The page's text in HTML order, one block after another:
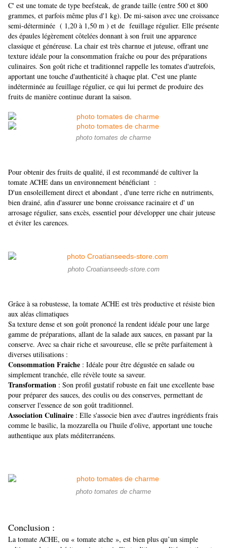
C' est une tomate de type beefsteak, de grande taille (entre 500 et 800
grammes, et parfois même plus d'1 kg). De mi-saison avec une croissance
semi-déterminée ( 1,20 à 1,50 m ) et de feuillage régulier. Elle présente
des épaules légèrement côtelées donnant à son fruit une apparence
classique et généreuse. La chair est très charnue et juteuse, offrant une
texture idéale pour la consommation fraîche ou pour des préparations
culinaires. Son goût riche et traditionnel rappelle les tomates d'autrefois,
apportant une touche d'authenticité à chaque plat. C'est une plante
indéterminée au feuillage régulier, ce qui lui permet de produire des
fruits de manière continue durant la saison.
photo tomates de charme
Pour obtenir des fruits de qualité, il est recommandé de cultiver la
tomate ACHE dans un environnement bénéficiant :
D'un ensoleillement direct et abondant , d'une terre riche en nutriments,
bien drainé, afin d'assurer une bonne croissance racinaire et d' un
arrosage régulier, sans excès, essentiel pour développer une chair juteuse
et éviter les carences.
photo Croatianseeds-store.com
Grâce à sa robustesse, la tomate ACHE est très productive et résiste bien
aux aléas climatiques
Sa texture dense et son goût prononcé la rendent idéale pour une large
gamme de préparations, allant de la salade aux sauces, en passant par la
conserve. Avec sa chair riche et savoureuse, elle se prête parfaitement à
diverses utilisations :
Consommation Fraîche : Idéale pour être dégustée en salade ou
simplement tranchée, elle révèle toute sa saveur.
Transformation : Son profil gustatif robuste en fait une excellente base
pour préparer des sauces, des coulis ou des conserves, permettant de
conserver l'essence de son goût traditionnel.
Association Culinaire : Elle s'associe bien avec d'autres ingrédients frais
comme le basilic, la mozzarella ou l'huile d'olive, apportant une touche
authentique aux plats méditerranéens.
photo tomates de charme
Conclusion :
La tomate ACHE, ou « tomate atche », est bien plus qu’un simple